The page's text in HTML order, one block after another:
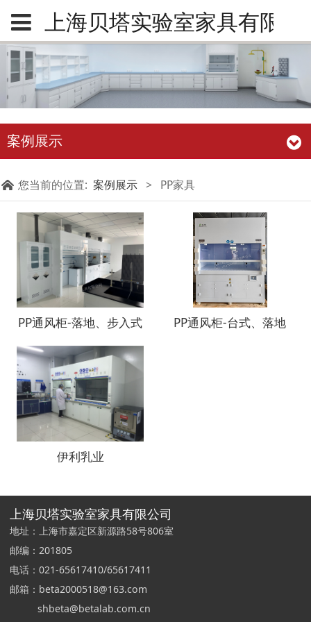
上海贝塔实验室家具有限公
案例展示
您当前的位置: 案例展示 > PP家具
PP通风柜-落地、步入式 PP通风柜-台式、落地
伊利乳业
上海贝塔实验室家具有限公司
地址：上海市嘉定区新源路58号806室
邮编：201805
电话：021-65617410/65617411
邮箱：beta2000518@163.com
shbeta@betalab.com.cn